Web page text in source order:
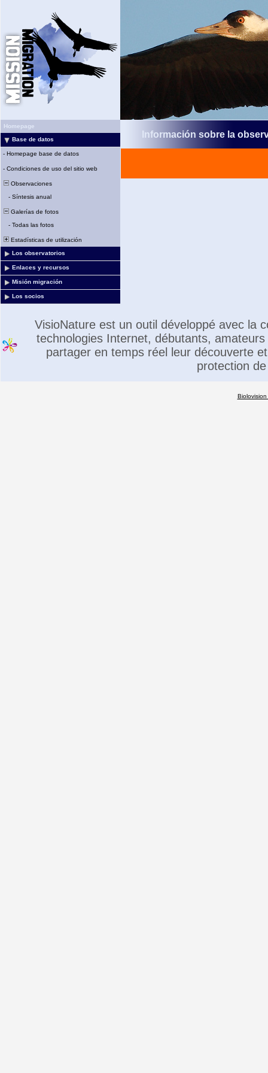
Homepage
Base de datos
- Homepage base de datos
- Condiciones de uso del sitio web
Observaciones
- Síntesis anual
Galerías de fotos
- Todas las fotos
Estadísticas de utilización
Los observatorios
Enlaces y recursos
Misión migración
Los socios
Información sobre la
VisioNature est un outil développé avec la
technologies Internet, débutants,
partager en temps réel leur découverte
protection
Biolovision